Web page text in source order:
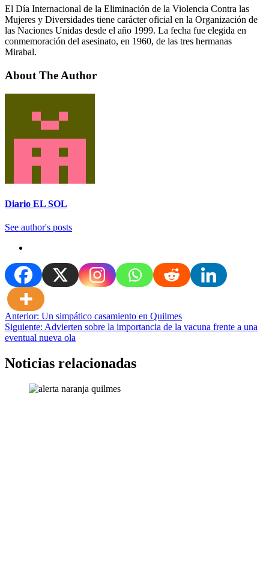
El Día Internacional de la Eliminación de la Violencia Contra las
Mujeres y Diversidades tiene carácter oficial en la Organización de
las Naciones Unidas desde el año 1999. La fecha fue elegida en
conmemoración del asesinato, en 1960, de las tres hermanas
Mirabal.
About The Author
Diario EL SOL
See author's posts
Navegación
de
Anterior: Un simpático casamiento en Quilmes
Siguiente: Advierten sobre la importancia de la vacuna frente a una
eventual nueva ola
Noticias relacionadas